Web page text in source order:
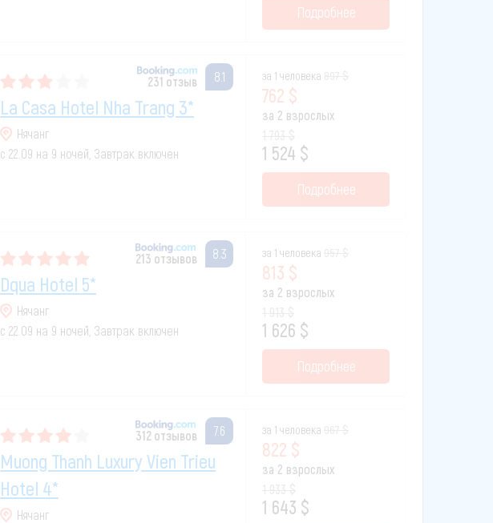
Подробнее
231 отзыв 8.1
La Casa Hotel Nha Trang 3*
Нячанг
с 22.09 на 9 ночей, Завтрак включен
за 1 человека
762 $
за 2 взрослых
1 524 $
Подробнее
213 отзывов 8.3
Dqua Hotel 5*
Нячанг
с 22.09 на 9 ночей, Завтрак включен
за 1 человека
813 $
за 2 взрослых
1 626 $
Подробнее
312 отзывов 7.6
Muong Thanh Luxury Vien Trieu
Hotel 4*
Нячанг
за 1 человека
822 $
за 2 взрослых
1 643 $